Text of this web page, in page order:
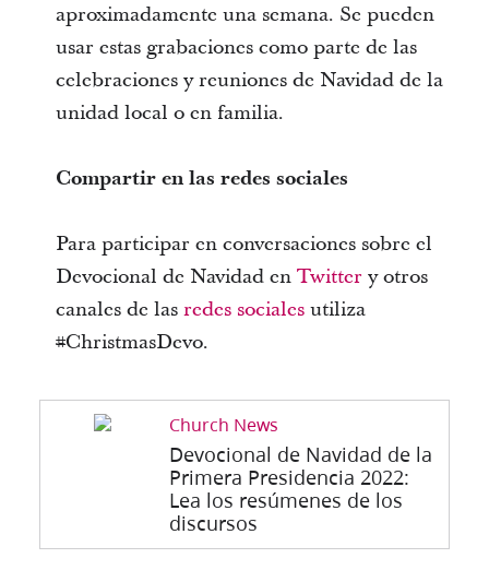
aproximadamente una semana. Se pueden
usar estas grabaciones como parte de las
celebraciones y reuniones de Navidad de la
unidad local o en familia.
Compartir en las redes sociales
Para participar en conversaciones sobre el
Devocional de Navidad en Twitter y otros
canales de las redes socialesutiliza
#ChristmasDevo.
Church News
Devocional de Navidad de la
Primera Presidencia 2022:
Lea los resúmenes de los
discursos